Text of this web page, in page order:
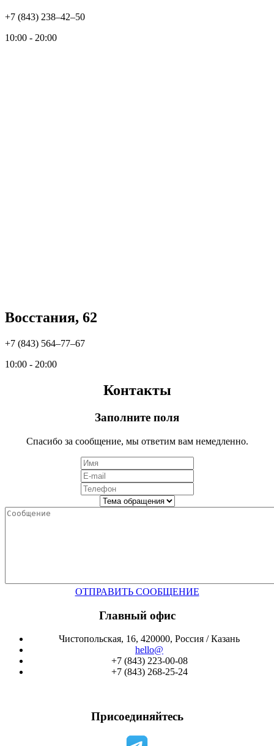
+7 (843) 238‒42‒50
10:00 - 20:00
Восстания, 62
+7 (843) 564‒77‒67
10:00 - 20:00
Контакты
Заполните поля
Спасибо за сообщение, мы ответим вам немедленно.
ОТПРАВИТЬ СООБЩЕНИЕ
Главный офис
Чистопольская, 16, 420000, Россия / Казань
hello@
+7 (843) 223-00-08
+7 (843) 268-25-24
Присоединяйтесь